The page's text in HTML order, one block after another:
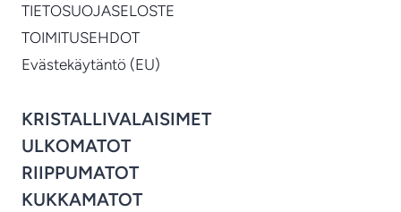
TIETOSUOJASELOSTE
TOIMITUSEHDOT
Evästekäytäntö (EU)
KRISTALLIVALAISIMET
ULKOMATOT
RIIPPUMATOT
KUKKAMATOT